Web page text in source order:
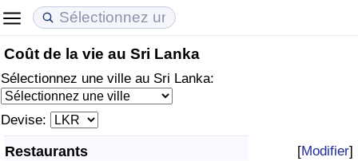
Coût de la vie au Sri Lanka
Sélectionnez une ville au Sri Lanka:
Devise:
Restaurants [Modifier]
Coût de la vie
Indice du Coût de la Vie (Actuel)
Prix de l'immobilier
Indice des Prix de l'immobilier (Actuel)
Qualité de Vie
Indice de Qualité de Vie